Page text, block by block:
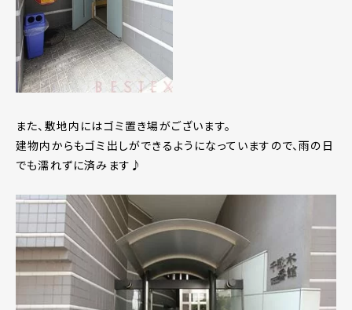
また、敷地内にはゴミ置き場がございます。
建物内からもゴミ出しができるようになっていますので、雨の日
でも濡れずに済みます♪